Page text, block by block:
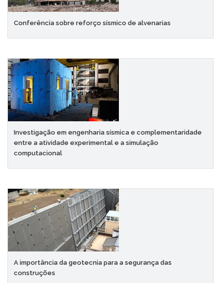
Conferência sobre reforço sísmico de alvenarias
Investigação em engenharia sísmica e complementaridade
entre a atividade experimental e a simulação
computacional
A importância da geotecnia para a segurança das
construções